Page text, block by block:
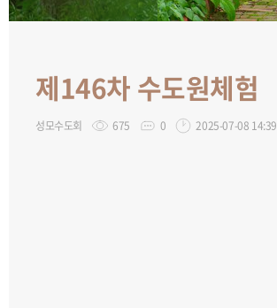
제146차 수도원체험
성모수도회 675 0 2025-07-08 14:39